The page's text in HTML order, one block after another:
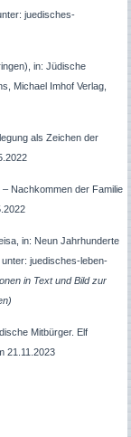
juedisches-
in: Jüdische
Michael Imhof Verlag,
als Zeichen der
Nachkommen der Familie
in: Neun Jahrhunderte
juedisches-leben-
in Text und Bild zur
Mitbürger. Elf
21.11.2023